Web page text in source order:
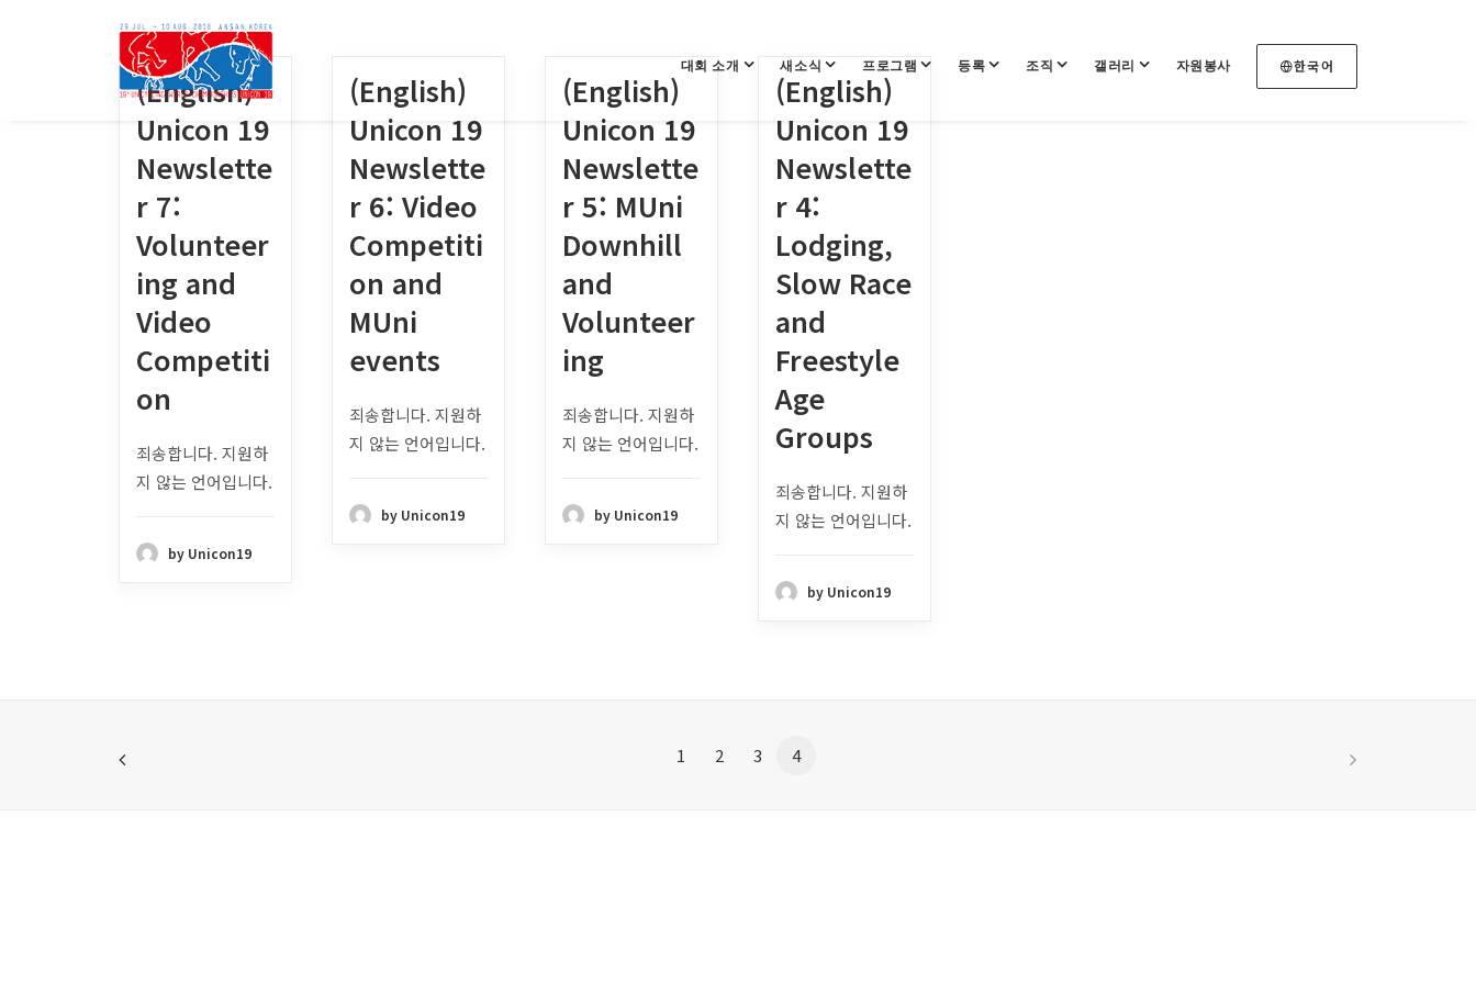
대회 소개 새소식 프로그램 등록 조직 갤러리 자원봉사 한국어
(English)
Unicon 19
Newslette
r 7:
Volunteer
ing and
Video
Competiti
on
죄송합니다. 지원하
지 않는 언어입니다.
by Unicon19
(English)
Unicon 19
Newslette
r 6: Video
Competiti
on and
MUni
events
죄송합니다. 지원하
지 않는 언어입니다.
by Unicon19
(English)
Unicon 19
Newslette
r 5: MUni
Downhill
and
Volunteer
ing
죄송합니다. 지원하
지 않는 언어입니다.
by Unicon19
(English)
Unicon 19
Newslette
r 4:
Lodging,
Slow Race
and
Freestyle
Age
Groups
죄송합니다. 지원하
지 않는 언어입니다.
by Unicon19
1 2 3 4